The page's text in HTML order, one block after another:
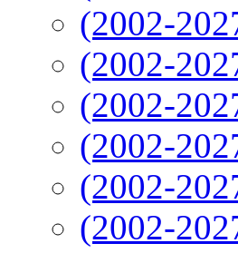
(2002-
(2002-
(2002-
(2002-
(2002-
(2002-